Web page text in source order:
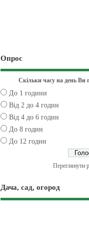
Опрос
Скільки часу на день Ви
До 1 години
Від 2 до 4 годин
Від 4 до 6 годин
До 8 годин
До 12 годин
Переглянути
Дача, сад, огород